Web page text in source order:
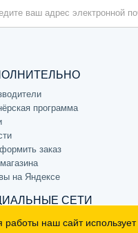
программа
заказ
на Яндексе
СЕТИ
наш сайт использует